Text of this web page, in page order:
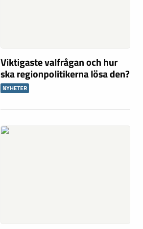
Viktigaste valfrågan och hur
ska regionpolitikerna lösa den?
NYHETER